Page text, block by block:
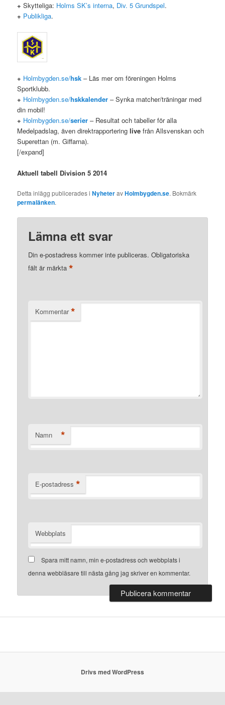
+ Skytteliga: Holms SK’s interna, Div. 5 Grundspel.
+ Publikliga.
+ Holmbygden.se/hsk – Läs mer om föreningen Holms
Sportklubb.
+ Holmbygden.se/hskkalender – Synka matcher/träningar med
din mobil!
+ Holmbygden.se/serier – Resultat och tabeller för alla
Medelpadslag, även direktrapporteringlivefrån Allsvenskan och
Superettan (m. Giffarna).
[/expand]
Aktuell tabell Division 5 2014
Detta inlägg publicerades iNyheteravHolmbygden.se. Bokmärk
permalänken.
Lämna ett svar
Din e-postadress kommer inte publiceras. Obligatoriska
fält är märkta*
Kommentar *
Namn *
E-postadress *
Webbplats
Spara mitt namn, min e-postadress och webbplats i
denna webbläsare till nästa gång jag skriver en kommentar.
Drivs med WordPress